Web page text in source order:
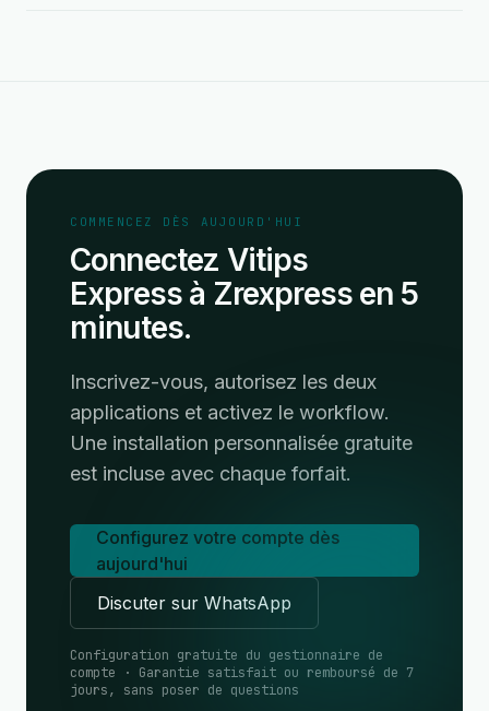
COMMENCEZ DÈS AUJOURD'HUI
Connectez Vitips
Express à Zrexpress en 5
minutes.
Inscrivez-vous, autorisez les deux
applications et activez le workflow.
Une installation personnalisée gratuite
est incluse avec chaque forfait.
Configurez votre compte dès
aujourd'hui
Discuter sur WhatsApp
Configuration gratuite du gestionnaire de
compte · Garantie satisfait ou remboursé de 7
jours, sans poser de questions